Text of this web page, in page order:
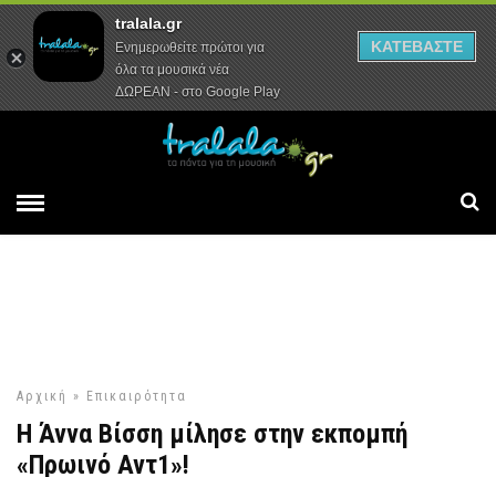
Αρχική Συνεντεύξεις Ρεπορτάζ
Αρχική » Επικαιρότητα
Η Άννα Βίσση μίλησε στην εκπομπή
«Πρωινό Αντ1»!
tralala.gr
Ενημερωθείτε πρώτοι για
όλα τα μουσικά νέα
ΔΩΡΕΑΝ - στο Google Play
ΚΑΤΕΒΑΣΤΕ